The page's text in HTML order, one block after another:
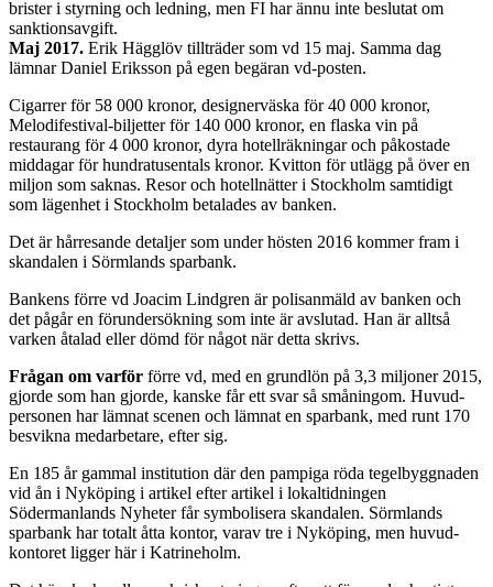
brister i styrning och ledning, men FI har ännu inte beslutat om
sanktionsavgift.
Maj 2017. Erik Hägglöv tillträder som vd 15 maj. Samma dag
lämnar Daniel Eriksson på egen begäran vd-posten.
Cigarrer för 58 000 kronor, designerväska för 40 000 kronor,
Melodifestival­-biljetter för 140 000 kronor, en flaska vin på
restaurang för 4 000 kronor, dyra hotellräkning­ar och påkostade
middagar för hundratusentals kronor. Kvitton för utlägg på över en
miljon som saknas. Resor och hotellnätter i Stock­holm samtidigt
som lägenhet i Stockholm betalades av banken.
Det är hårresande detaljer som under hösten 2016 kommer fram i
skandalen i Sörmlands sparbank.
Bankens förre vd Joacim Lind­gren är polisanmäld av banken och
det pågår en förundersök­ning som inte är avslutad. Han är alltså
varken åtalad eller dömd för något när detta skrivs.
Frågan om varför förre vd, med en grundlön på 3,3 miljoner 2015,
gjorde som han gjorde, kanske får ett svar så småningom. Huvud­
personen har lämnat scenen och lämnat en sparbank, med runt 170
besvikna medarbetare, efter sig.
En 185 år gammal institution där den pampiga röda tegelbygg­naden
vid ån i Nyköping i arti­kel efter artikel i lokaltidningen
Södermanlands Nyheter får sym­bolisera skandalen. Sörmlands
sparbank har totalt åtta kontor, varav tre i Nyköping, men huvud­
kontoret ligger här i Katrineholm.